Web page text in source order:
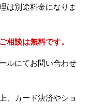
は別途料金になりま
相談は無料です。
ルにてお問い合わせ
、カード決済やショ